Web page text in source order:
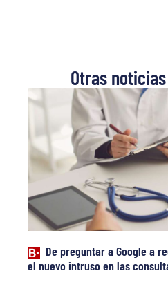
Otras
De preguntar a Google a
el nuevo intruso en las